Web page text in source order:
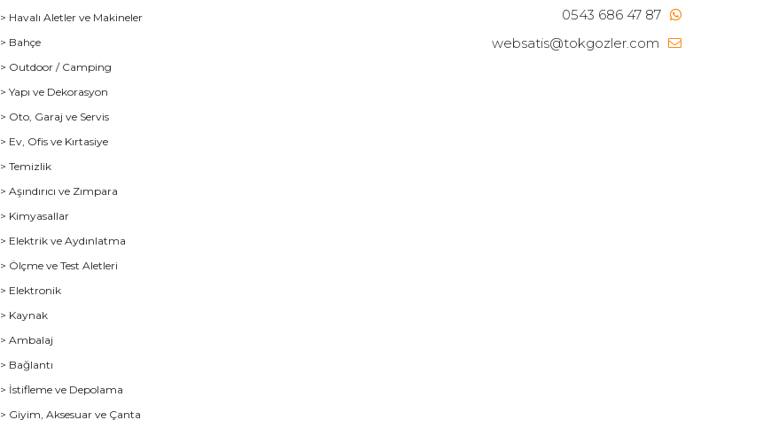
> Havalı Aletler ve Makineler
> Bahçe
> Outdoor / Camping
> Yapı ve Dekorasyon
> Oto, Garaj ve Servis
> Ev, Ofis ve Kırtasiye
> Temizlik
> Aşındırıcı ve Zımpara
> Kimyasallar
> Elektrik ve Aydınlatma
> Ölçme ve Test Aletleri
> Elektronik
> Kaynak
> Ambalaj
> Bağlantı
> İstifleme ve Depolama
> Giyim, Aksesuar ve Çanta
0543 686 47 87
websatis@tokgozler.com